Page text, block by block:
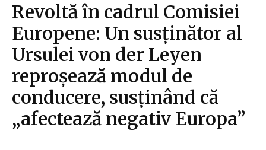
Revoltă în cadrul Comisiei
Europene: Un susținător al
Ursulei von der Leyen
reproșează modul de
conducere, susținând că
„afectează negativ Europa”